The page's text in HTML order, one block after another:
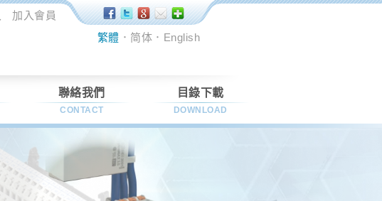
加入會員
聯絡我們
CONTACT
目錄下載
DOWNLOAD
繁體 ． 简体 ． English